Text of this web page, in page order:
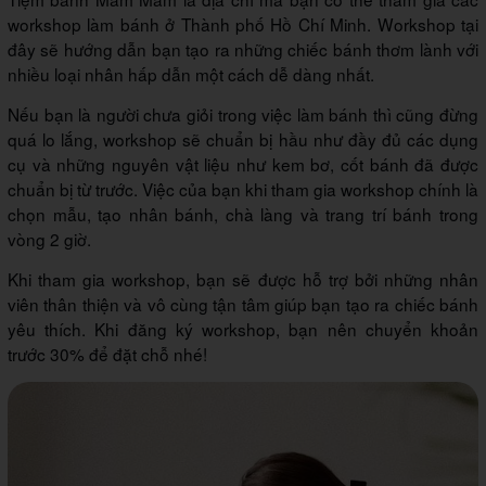
workshop làm bánh ở Thành phố Hồ Chí Minh. Workshop tại
đây sẽ hướng dẫn bạn tạo ra những chiếc bánh thơm lành với
nhiều loại nhân hấp dẫn một cách dễ dàng nhất.
Nếu bạn là người chưa giỏi trong việc làm bánh thì cũng đừng
quá lo lắng, workshop sẽ chuẩn bị hầu như đầy đủ các dụng
cụ và những nguyên vật liệu như kem bơ, cốt bánh đã được
chuẩn bị từ trước. Việc của bạn khi tham gia workshop chính là
chọn mẫu, tạo nhân bánh, chà làng và trang trí bánh trong
vòng 2 giờ.
Khi tham gia workshop, bạn sẽ được hỗ trợ bởi những nhân
viên thân thiện và vô cùng tận tâm giúp bạn tạo ra chiếc bánh
yêu thích. Khi đăng ký workshop, bạn nên chuyển khoản
trước 30% để đặt chỗ nhé!